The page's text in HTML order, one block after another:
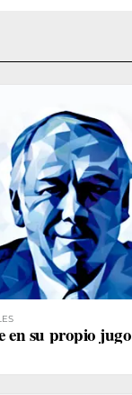
en su propio jugo